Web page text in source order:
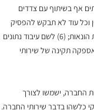
אף בשיתוף עם צדדים
וכל עוד לא תבקש להפסיק
את הדיוור אליך, בכתב, כמפורט להלן; (5) למניעת הונאות; (6) לשם עיבוד נתונים
או מי מטעמה; (7) לצורך אספקה תקינה של שירותי
החברה, ישמשו לצורך
כלשהו בדבר שירותי החברה.